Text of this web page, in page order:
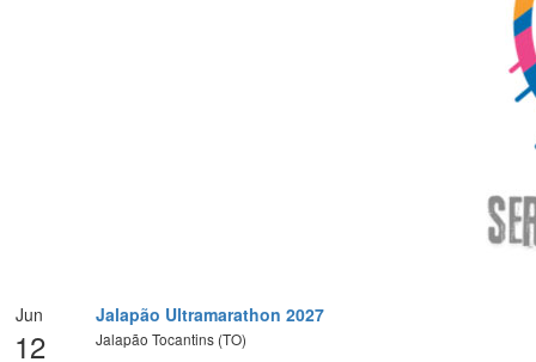
Jun
12
Jalapão Ultramarathon 2027
Jalapão Tocantins (TO)